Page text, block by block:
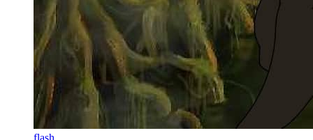
flash